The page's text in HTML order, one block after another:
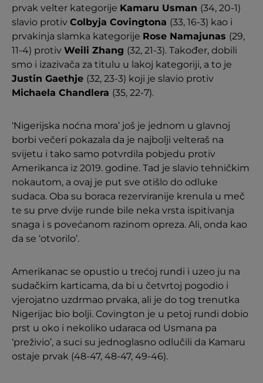
prvak velter kategorije Kamaru Usman (34, 20-1)
slavio protiv Colbyja Covingtona (33, 16-3) kao i
prvakinja slamka kategorije Rose Namajunas (29,
11-4) protiv Weili Zhang (32, 21-3). Također, dobili
smo i izazivača za titulu u lakoj kategoriji, a to je
Justin Gaethje (32, 23-3) koji je slavio protiv
Michaela Chandlera (35, 22-7).
‘Nigerijska noćna mora’ još je jednom u glavnoj
borbi večeri pokazala da je najbolji velteraš na
svijetu i tako samo potvrdila pobjedu protiv
Amerikanca iz 2019. godine. Tad je slavio tehničkim
nokautom, a ovaj je put sve otišlo do odluke
sudaca. Oba su boraca rezerviranije krenula u meč
te su prve dvije runde bile neka vrsta ispitivanja
snaga i s povećanom razinom opreza. Ali, onda kao
da se ‘otvorilo’.
Amerikanac se opustio u trećoj rundi i uzeo ju na
sudačkim karticama, da bi u četvrtoj pogodio i
vjerojatno uzdrmao prvaka, ali je do tog trenutka
Nigerijac bio bolji. Covington je u petoj rundi dobio
prst u oko i nekoliko udaraca od Usmana pa
‘preživio’, a suci su jednoglasno odlučili da Kamaru
ostaje prvak (48-47, 48-47, 49-46).